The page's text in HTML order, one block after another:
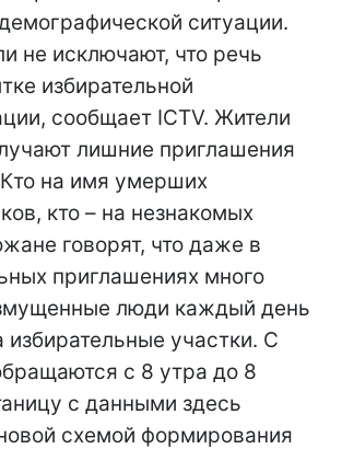
ситуации.
не исключают, что речь
избирательной
сообщает ICTV. Жители
лишние приглашения
на имя умерших
кто – на незнакомых
говорят, что даже в
приглашениях много
люди каждый день
избирательные участки. С
с 8 утра до 8
с данными здесь
схемой формирования